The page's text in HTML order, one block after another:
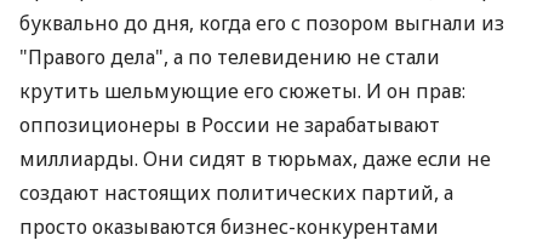
буквально до дня, когда его с позором выгнали из
"Правого дела", а по телевидению не стали
крутить шельмующие его сюжеты. И он прав:
оппозиционеры в России не зарабатывают
миллиарды. Они сидят в тюрьмах, даже если не
создают настоящих политических партий, а
просто оказываются бизнес-конкурентами